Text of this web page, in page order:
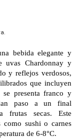
bebida elegante y
uvas Chardonnay y
y reflejos verdosos,
que incluyen
presenta franco y
paso a un final
frutas secas. Este
como sushi o carnes
de 6-8°C.